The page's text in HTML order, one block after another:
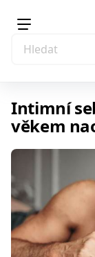
Intimní
věkem